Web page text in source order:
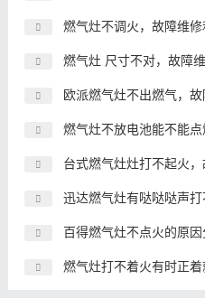
燃气灶不调火，故障维
燃气灶 尺寸不对，故障
欧派燃气灶不出燃气，
燃气灶不放电池能不能
台式燃气灶灶打不起火
迅达燃气灶有哒哒哒声打
百得燃气灶不点火的原
燃气灶打不着火有时正着